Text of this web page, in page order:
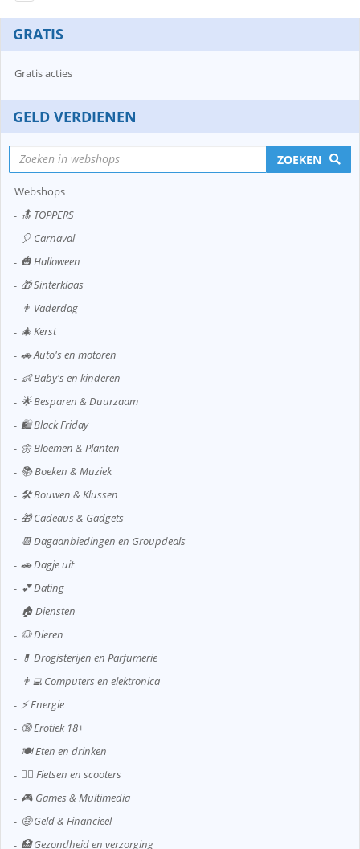
GRATIS
Gratis acties
GELD VERDIENEN
ZOEKEN
Webshops
🔝 TOPPERS
🎈 Carnaval
🎃 Halloween
🎁 Sinterklaas
👨 Vaderdag
🎄 Kerst
🚗 Auto's en motoren
👶 Baby's en kinderen
🌟 Besparen & Duurzaam
🛍️ Black Friday
🌼 Bloemen & Planten
📚 Boeken & Muziek
🛠️ Bouwen & Klussen
🎁 Cadeaus & Gadgets
📆 Dagaanbiedingen en Groupdeals
🚗 Dagje uit
💕 Dating
🏠 Diensten
🐶 Dieren
💊 Drogisterijen en Parfumerie
👨‍💻 Computers en elektronica
⚡ Energie
🔞 Erotiek 18+
🍽️ Eten en drinken
🚴‍♂️ Fietsen en scooters
🎮 Games & Multimedia
🤑 Geld & Financieel
🏥 Gezondheid en verzorging